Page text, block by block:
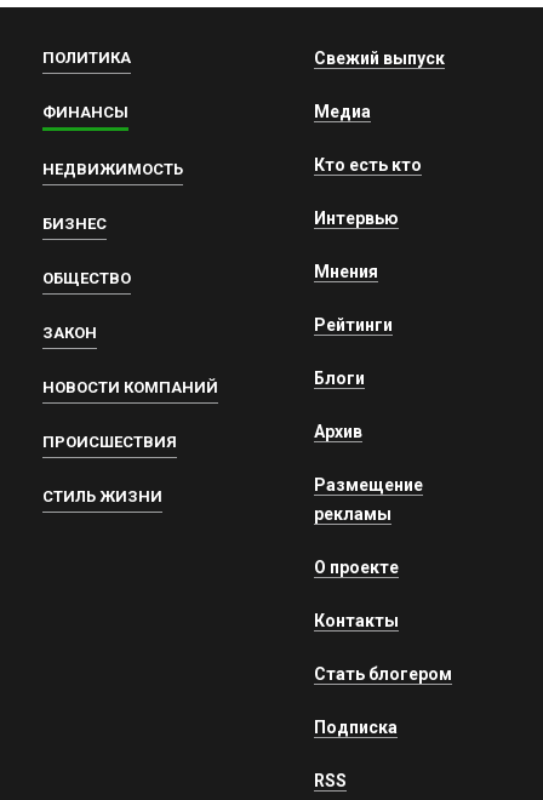
ПОЛИТИКА
ФИНАНСЫ
НЕДВИЖИМОСТЬ
БИЗНЕС
ОБЩЕСТВО
ЗАКОН
НОВОСТИ КОМПАНИЙ
ПРОИСШЕСТВИЯ
СТИЛЬ ЖИЗНИ
Свежий выпуск
Медиа
Кто есть кто
Интервью
Мнения
Рейтинги
Блоги
Архив
Размещение
рекламы
О проекте
Контакты
Стать блогером
Подписка
RSS